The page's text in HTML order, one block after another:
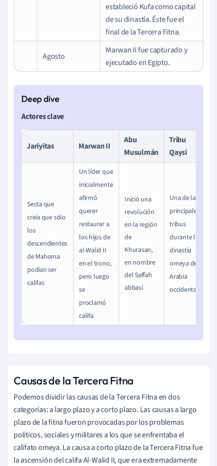
estableció Kufa como capital
de su dinastía. Éste fue el
final de la Tercera Fitna.
Agosto
Marwan II fue capturado y
ejecutado en Egipto.
Actores clave
Jariyitas Marwan II
Abu
Musulmán
Tribu
Qaysi
Secta que
creía que sólo
los
descendientes
de Mahoma
podían ser
califas
Un líder que
inicialmente
afirmó
querer
restaurar a
los hijos de
al-Walid II
en el trono,
pero luego
se
proclamó
califa
Inició una
revolución
en la región
de
Khurasan,
en nombre
del Saffah
abbasí
Una de las
principales
tribus
durante la
dinastía
omeya de
Arabia
occidental
Causas de la Tercera Fitna
Podemos dividir las causas de la Tercera Fitna en dos
categorías: a largo plazo y a corto plazo. Las causas a largo
plazo de la fitna fueron provocadas por los problemas
políticos, sociales y militares a los que se enfrentaba el
califato omeya. La causa a corto plazo de la Tercera Fitna fue
la ascensión del califa Al-Walid II, que era extremadamente